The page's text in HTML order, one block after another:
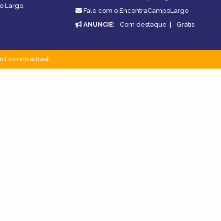
Largo.
Fale com o EncontraCampoLargo
ANUNCIE: Com destaque | Grátis
EncontraBrasil